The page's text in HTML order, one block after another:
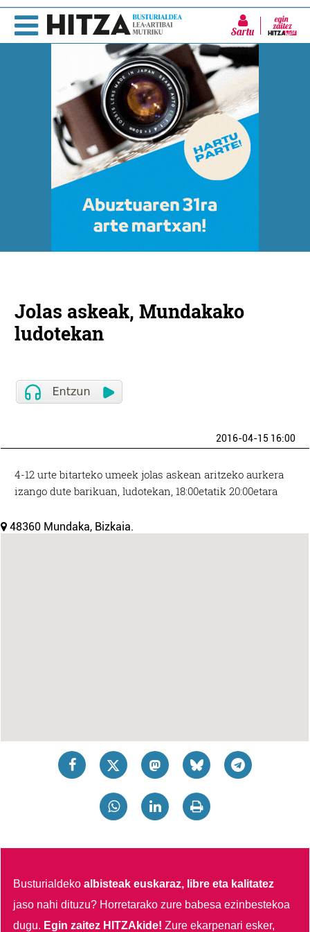
Sartu
Jolas askeak, Mundakako
ludotekan
2016-04-15 16:00
4-12 urte bitarteko umeek jolas askean aritzeko aurkera
izango dute barikuan, ludotekan, 18:00etatik 20:00etara
48360 Mundaka, Bizkaia.
Busturialdekoalbisteak euskaraz, libre eta kalitatez
jaso nahi dituzu? Horretarako zure babesa ezinbestekoa
dugu. Egin zaitez HITZAkide!Zure ekarpenari esker,